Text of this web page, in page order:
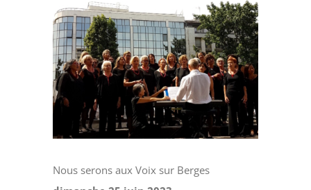
l'image
agrandie
Nous serons aux Voix sur Berges